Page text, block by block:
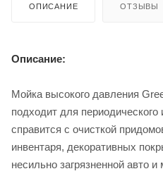
ОПИСАНИЕ ОТЗЫВЫ
Описание:
Мойка высокого давления
подходит для периодического
справится с очисткой
инвентаря, декоративных
несильно загрязненной авто и